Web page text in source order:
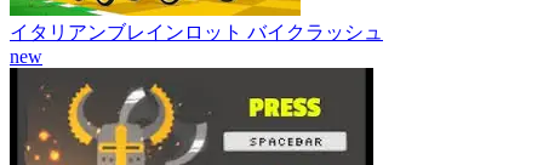
イタリアンブレインロット バイクラッシュ
new